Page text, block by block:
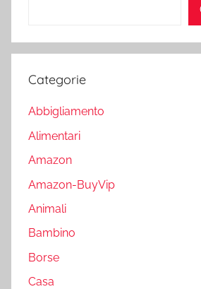
Categorie
Abbigliamento
Alimentari
Amazon
Amazon-BuyVip
Animali
Bambino
Borse
Casa